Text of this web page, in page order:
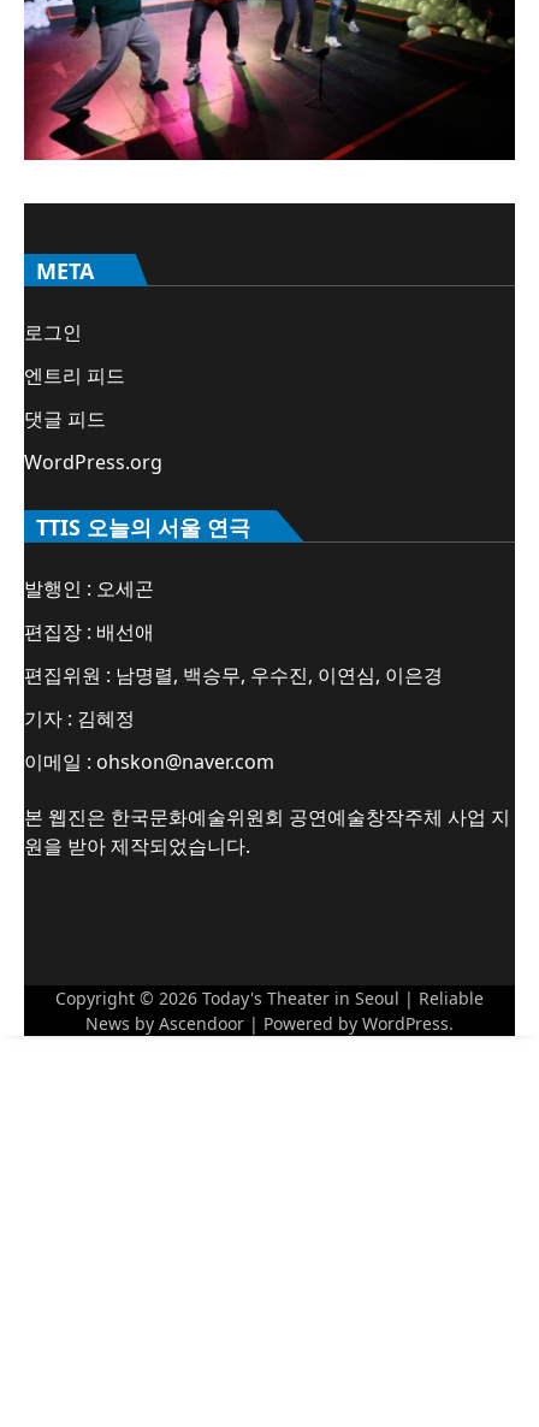
META
로그인
엔트리 피드
댓글 피드
WordPress.org
TTIS 오늘의 서울 연극
발행인 : 오세곤
편집장 : 배선애
편집위원 : 남명렬, 백승무, 우수진, 이연심, 이은경
기자 : 김혜정
이메일 : ohskon@naver.com
본 웹진은 한국문화예술위원회 공연예술창작주체 사업 지
원을 받아 제작되었습니다.
Copyright © 2026 Today's Theater in Seoul | Reliable
News by Ascendoor | Powered by WordPress.